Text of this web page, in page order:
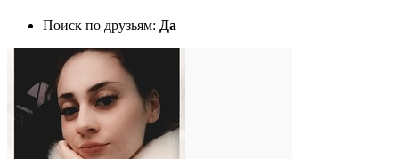
Поиск по друзьям: Да